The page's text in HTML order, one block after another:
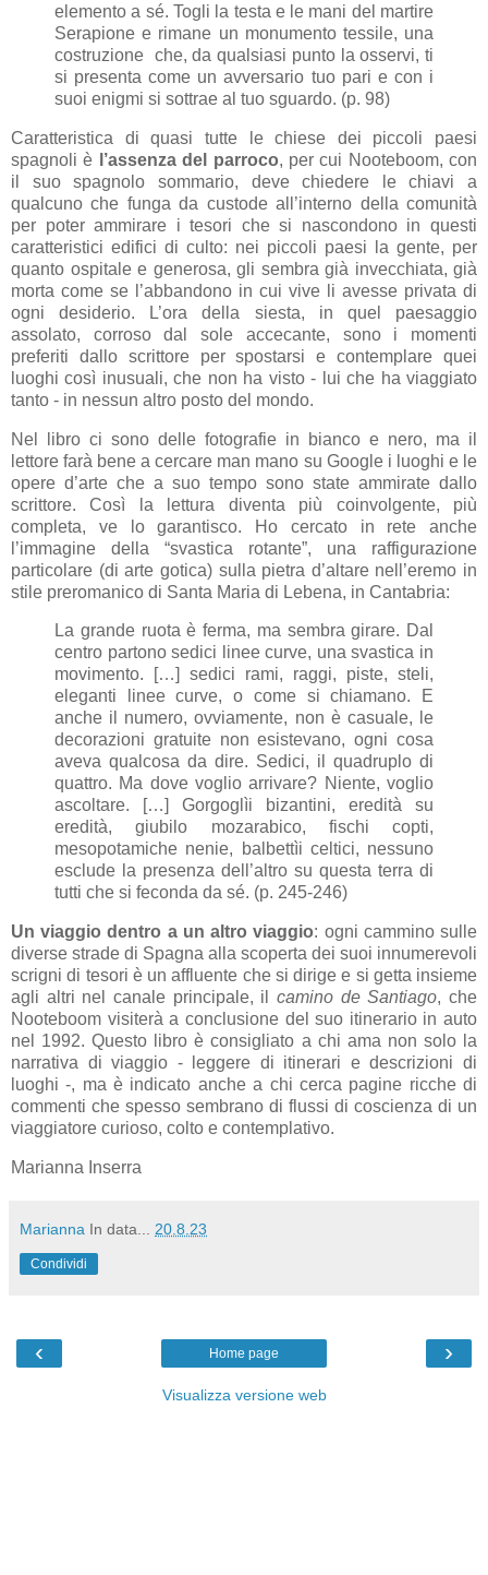
elemento a sé. Togli la testa e le mani del martire
Serapione e rimane un monumento tessile, una
costruzione che, da qualsiasi punto la osservi, ti
si presenta come un avversario tuo pari e con i
suoi enigmi si sottrae al tuo sguardo. (p. 98)
Caratteristica di quasi tutte le chiese dei piccoli paesi
spagnoli è
l’assenza del parroco, per cui Nooteboom, con
il suo spagnolo sommario, deve chiedere le chiavi a
qualcuno che funga da custode all’interno della comunità
per poter ammirare i tesori che si nascondono in questi
caratteristici edifici di culto: nei piccoli paesi la gente, per
quanto ospitale e generosa, gli sembra già invecchiata, già
morta come se l’abbandono in cui vive li avesse privata di
ogni desiderio. L’ora della siesta, in quel paesaggio
assolato, corroso dal sole accecante, sono i momenti
preferiti dallo scrittore per spostarsi e contemplare quei
luoghi così inusuali, che non ha visto - lui che ha viaggiato
tanto - in nessun altro posto del mondo.
Nel libro ci sono delle fotografie in bianco e nero, ma il
lettore farà bene a cercare man mano su Google i luoghi e le
opere d’arte che a suo tempo sono state ammirate dallo
scrittore. Così la lettura diventa più coinvolgente, più
completa, ve lo garantisco. Ho cercato in rete anche
l’immagine della “svastica rotante”, una raffigurazione
particolare (di arte gotica) sulla pietra d’altare nell’eremo in
stile preromanico di Santa Maria di Lebena, in Cantabria:
La grande ruota è ferma, ma sembra girare. Dal
centro partono sedici linee curve, una svastica in
movimento. […] sedici rami, raggi, piste, steli,
eleganti linee curve, o come si chiamano. E
anche il numero, ovviamente, non è casuale, le
decorazioni gratuite non esistevano, ogni cosa
aveva qualcosa da dire. Sedici, il quadruplo di
quattro. Ma dove voglio arrivare? Niente, voglio
ascoltare. […] Gorgoglìi bizantini, eredità su
eredità, giubilo mozarabico, fischi copti,
mesopotamiche nenie, balbettìi celtici, nessuno
esclude la presenza dell’altro su questa terra di
tutti che si feconda da sé. (p. 245-246)
Un viaggio dentro a un altro viaggio: ogni cammino sulle
diverse strade di Spagna alla scoperta dei suoi innumerevoli
scrigni di tesori è un affluente che si dirige e si getta insieme
agli altri nel canale principale, il camino de Santiago, che
Nooteboom visiterà a conclusione del suo itinerario in auto
nel 1992. Questo libro è consigliato a chi ama non solo la
narrativa di viaggio - leggere di itinerari e descrizioni di
luoghi -, ma è indicato anche a chi cerca pagine ricche di
commenti che spesso sembrano di flussi di coscienza di un
viaggiatore curioso, colto e contemplativo.
Marianna Inserra
Marianna In data... 20.8.23
Condividi
‹ ›
Home page
Visualizza versione web